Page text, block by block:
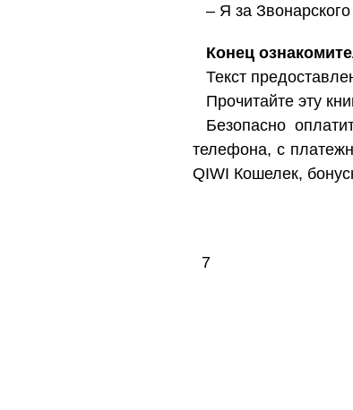
– Я за
Конец
Текст
Прочитайте эту
Безопасно
телефона, с
QIWI Кошелек,
7